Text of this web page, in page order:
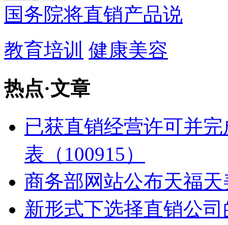
国务院将直销产品说
教育培训 健康美容
热点·文章
已获直销经营许可并
表（100915）
商务部网站公布天福
新形式下选择直销公